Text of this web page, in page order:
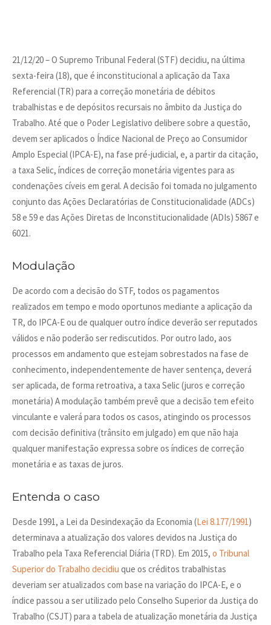
21/12/20 – O Supremo Tribunal Federal (STF) decidiu, na última
sexta-feira (18), que é inconstitucional a aplicação da Taxa
Referencial (TR) para a correção monetária de débitos
trabalhistas e de depósitos recursais no âmbito da Justiça do
Trabalho. Até que o Poder Legislativo delibere sobre a questão,
devem ser aplicados o Índice Nacional de Preço ao Consumidor
Amplo Especial (IPCA-E), na fase pré-judicial, e, a partir da citação,
a taxa Selic, índices de correção monetária vigentes para as
condenações cíveis em geral. A decisão foi tomada no julgamento
conjunto das Ações Declaratórias de Constitucionalidade (ADCs)
58 e 59 e das Ações Diretas de Inconstitucionalidade (ADIs) 5867 e
6021.
Modulação
De acordo com a decisão do STF, todos os pagamentos
realizados em tempo e modo oportunos mediante a aplicação da
TR, do IPCA-E ou de qualquer outro índice deverão ser reputados
válidos e não poderão ser rediscutidos. Por outro lado, aos
processos em andamento que estejam sobrestados na fase de
conhecimento, independentemente de haver sentença, deverá
ser aplicada, de forma retroativa, a taxa Selic (juros e correção
monetária) A modulação também prevê que a decisão tem efeito
vinculante e valerá para todos os casos, atingindo os processos
com decisão definitiva (trânsito em julgado) em que não haja
qualquer manifestação expressa sobre os índices de correção
monetária e as taxas de juros.
Entenda o caso
Desde 1991, a Lei da Desindexação da Economia (Lei 8.177/1991)
determinava a atualização dos valores devidos na Justiça do
Trabalho pela Taxa Referencial Diária (TRD). Em 2015, o Tribunal
Superior do Trabalho decidiu que os créditos trabalhistas
deveriam ser atualizados com base na variação do IPCA-E, e o
índice passou a ser utilizado pelo Conselho Superior da Justiça do
Trabalho (CSJT) para a tabela de atualização monetária da Justiça